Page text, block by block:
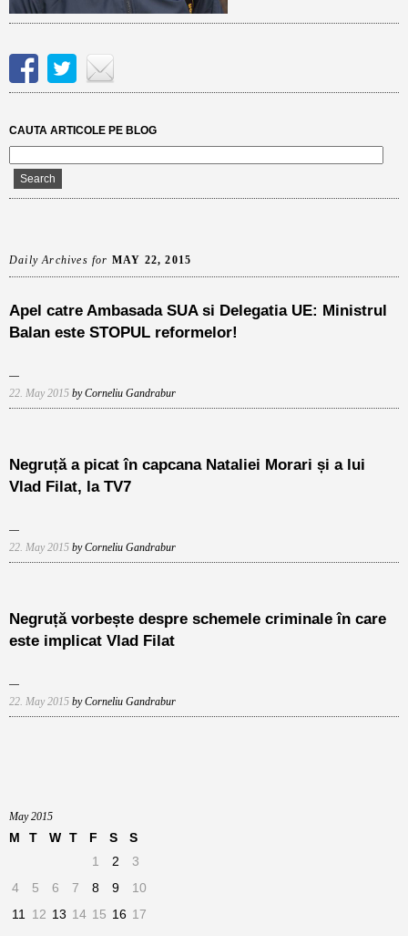
CAUTA ARTICOLE PE BLOG
Daily Archives for MAY 22, 2015
Apel catre Ambasada SUA si Delegatia UE: Ministrul
Balan este STOPUL reformelor!
22. May 2015 by Corneliu Gandrabur
Negruță a picat în capcana Nataliei Morari și a lui
Vlad Filat, la TV7
22. May 2015 by Corneliu Gandrabur
Negruță vorbește despre schemele criminale în care
este implicat Vlad Filat
22. May 2015 by Corneliu Gandrabur
May 2015
M T W T F S
S
1
2
3
4
5 6 7 8 9
10
11
12 13 14 15 16 17